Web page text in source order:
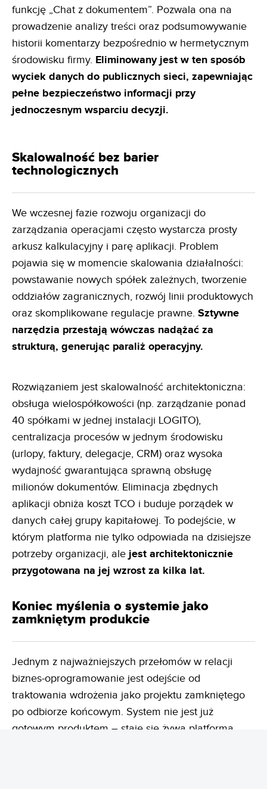
funkcję „Chat z dokumentem”. Pozwala ona na
prowadzenie analizy treści oraz podsumowywanie
historii komentarzy bezpośrednio w hermetycznym
środowisku firmy. Eliminowany jest w ten sposób
wyciek danych do publicznych sieci, zapewniając
pełne bezpieczeństwo informacji przy
jednoczesnym wsparciu decyzji.
Skalowalność bez barier
technologicznych
We wczesnej fazie rozwoju organizacji do
zarządzania operacjami często wystarcza prosty
arkusz kalkulacyjny i parę aplikacji. Problem
pojawia się w momencie skalowania działalności:
powstawanie nowych spółek zależnych, tworzenie
oddziałów zagranicznych, rozwój linii produktowych
oraz skomplikowane regulacje prawne. Sztywne
narzędzia przestają wówczas nadążać za
strukturą, generując paraliż operacyjny.
Rozwiązaniem jest skalowalność architektoniczna:
obsługa wielospółkowości (np. zarządzanie ponad
40 spółkami w jednej instalacji LOGITO),
centralizacja procesów w jednym środowisku
(urlopy, faktury, delegacje, CRM) oraz wysoka
wydajność gwarantująca sprawną obsługę
milionów dokumentów. Eliminacja zbędnych
aplikacji obniża koszt TCO i buduje porządek w
danych całej grupy kapitałowej. To podejście, w
którym platforma nie tylko odpowiada na dzisiejsze
potrzeby organizacji, ale jest architektonicznie
przygotowana na jej wzrost za kilka lat.
Koniec myślenia o systemie jako
zamkniętym produkcie
Jednym z najważniejszych przełomów w relacji
biznes-oprogramowanie jest odejście od
traktowania wdrożenia jako projektu zamkniętego
po odbiorze końcowym. System nie jest już
gotowym produktem – staje się żywą platformą